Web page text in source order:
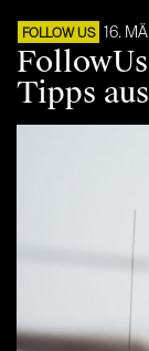
FOLLOW US 16.
Tipps